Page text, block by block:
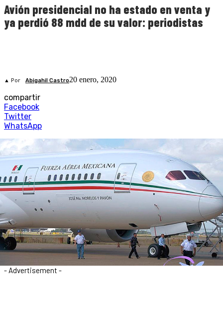
Avión presidencial no ha estado en venta y
ya perdió 88 mdd de su valor: periodistas
▲ Por Abigahil Castro20 enero, 2020
compartir
Facebook
Twitter
WhatsApp
- Advertisement -